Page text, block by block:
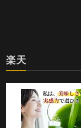
楽天